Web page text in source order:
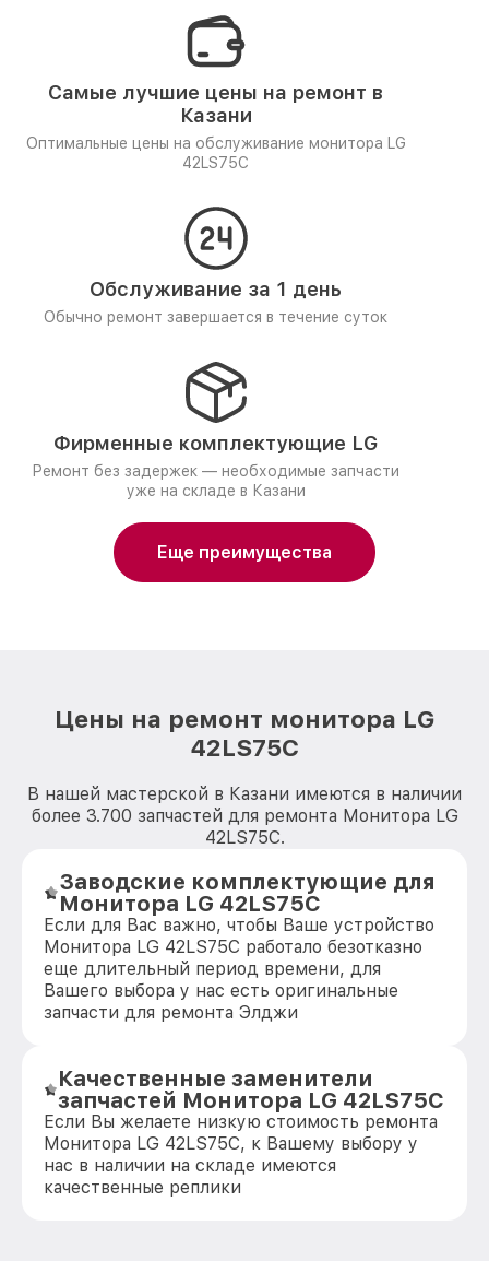
Самые лучшие цены на ремонт в
Казани
Оптимальные цены на обслуживание монитора LG
42LS75C
Обслуживание за 1 день
Обычно ремонт завершается в течение суток
Фирменные комплектующие LG
Ремонт без задержек — необходимые запчасти
уже на складе в Казани
Еще преимущества
Цены на ремонт монитора LG
42LS75C
В нашей мастерской в Казани имеются в наличии
более 3.700 запчастей для ремонта Монитора LG
42LS75C.
Заводские комплектующие для
Монитора LG 42LS75C
Если для Вас важно, чтобы Ваше устройство
Монитора LG 42LS75C работало безотказно
еще длительный период времени, для
Вашего выбора у нас есть оригинальные
запчасти для ремонта Элджи
Качественные заменители
запчастей Монитора LG 42LS75C
Если Вы желаете низкую стоимость ремонта
Монитора LG 42LS75C, к Вашему выбору у
нас в наличии на складе имеются
качественные реплики